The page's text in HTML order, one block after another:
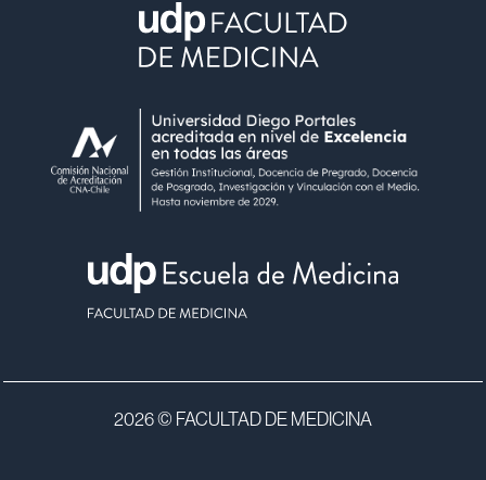
2026 © FACULTAD DE MEDICINA